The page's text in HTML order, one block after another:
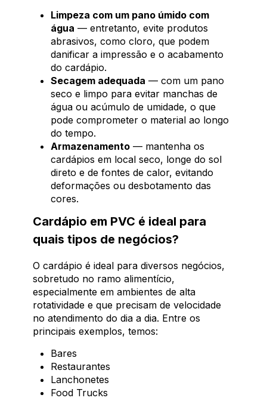
Limpeza com um pano úmido com
água — entretanto, evite produtos
abrasivos, como cloro, que podem
danificar a impressão e o acabamento
do cardápio.
Secagem adequada — com um pano
seco e limpo para evitar manchas de
água ou acúmulo de umidade, o que
pode comprometer o material ao longo
do tempo.
Armazenamento — mantenha os
cardápios em local seco, longe do sol
direto e de fontes de calor, evitando
deformações ou desbotamento das
cores.
Cardápio em PVC é ideal para
quais tipos de negócios?
O cardápio é ideal para diversos negócios,
sobretudo no ramo alimentício,
especialmente em ambientes de alta
rotatividade e que precisam de velocidade
no atendimento do dia a dia. Entre os
principais exemplos, temos:
Bares
Restaurantes
Lanchonetes
Food Trucks